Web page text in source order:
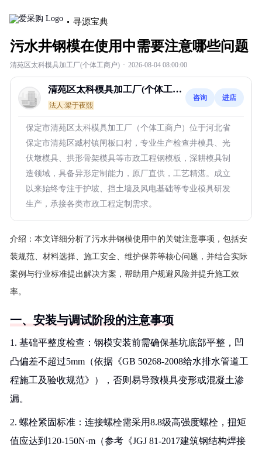
寻源宝典
污水井钢模在使用中需要注意哪些问题
清苑区太科模具加工厂(个体工商户) · 2026-08-04 08:00:00
清苑区太科模具加工厂(个体工商
户)
法人:梁于夜熙
咨询 进店
保定市清苑区太科模具加工厂（个体工商户）位于河北省
保定市清苑区臧村镇闸板口村，专业生产检查井模具、光
伏墩模具、拱形骨架模具等市政工程钢模板，深耕模具制
造领域，具备异形定制能力，原厂直供，工艺精湛。成立
以来始终专注于护坡、挡土墙及风电基础等专业模具研发
生产，承接各类市政工程定制需求。
介绍： 本文详细分析了污水井钢模使用中的关键注意事项，包括安
装规范、材料选择、施工安全、维护保养等核心问题，并结合实际
案例与行业标准提出解决方案，帮助用户规避风险并提升施工效
率。
一、安装与调试阶段的注意事项
1. 基础平整度检查：钢模安装前需确保基坑底部平整，凹
凸偏差不超过5mm（依据《GB 50268-2008给水排水管道工
程施工及验收规范》），否则易导致模具变形或混凝土渗
漏。
2. 螺栓紧固标准：连接螺栓需采用8.8级高强度螺栓，扭矩
值应达到120-150N·m（参考《JGJ 81-2017建筑钢结构焊接